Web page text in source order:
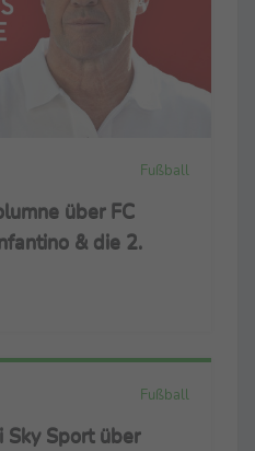
Fußball
über FC
& die 2.
Fußball
Sky Sport über